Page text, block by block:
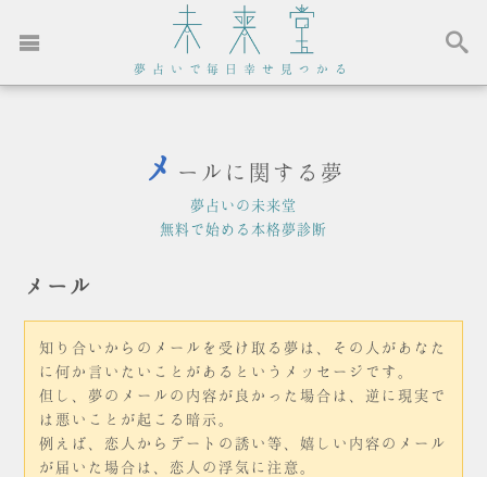
夢占いで毎日幸せ見つかる
メ ールに関する夢
夢占いの未来堂
無料で始める本格夢診断
メール
知り合いからのメールを受け取る夢は、その人があなた
に何か言いたいことがあるというメッセージです。
但し、夢のメールの内容が良かった場合は、逆に現実で
は悪いことが起こる暗示。
例えば、恋人からデートの誘い等、嬉しい内容のメール
が届いた場合は、恋人の浮気に注意。